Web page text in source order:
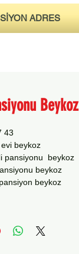
ADRES
Beykoz
43
beykoz
pansiyonu beykoz
beykoz
beykoz